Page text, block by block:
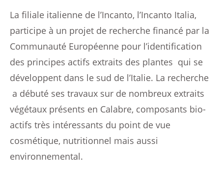
La filiale italienne de l’Incanto, l’Incanto Italia,
participe à un projet de recherche financé par la
Communauté Européenne pour l’identification
des principes actifs extraits des plantes qui se
développent dans le sud de l’Italie. La recherche
a débuté ses travaux sur de nombreux extraits
végétaux présents en Calabre, composants bio-
actifs très intéressants du point de vue
cosmétique, nutritionnel mais aussi
environnemental.